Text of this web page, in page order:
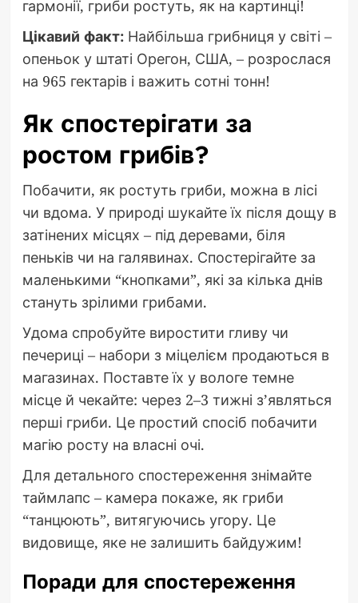
гармонії, гриби ростуть, як на картинці!
Цікавий факт:Найбільша грибниця у світі –
опеньок у штаті Орегон, США, – розрослася
на 965 гектарів і важить сотні тонн!
Як спостерігати за
ростом грибів?
Побачити, як ростуть гриби, можна в лісі
чи вдома. У природі шукайте їх після дощу в
затінених місцях – під деревами, біля
пеньків чи на галявинах. Спостерігайте за
маленькими “кнопками”, які за кілька днів
стануть зрілими грибами.
Удома спробуйте виростити гливу чи
печериці – набори з міцелієм продаються в
магазинах. Поставте їх у вологе темне
місце й чекайте: через 2–3 тижні з’являться
перші гриби. Це простий спосіб побачити
магію росту на власні очі.
Для детального спостереження знімайте
таймлапс – камера покаже, як гриби
“танцюють”, витягуючись угору. Це
видовище, яке не залишить байдужим!
Поради для спостереження